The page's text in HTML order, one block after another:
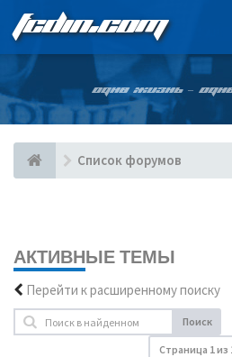
FCDIN.COM
ОДНА ЖИЗНЬ –
Список форумов
АКТИВНЫЕ ТЕМЫ
Перейти к расширенному поиску
Поиск
Страница 1из